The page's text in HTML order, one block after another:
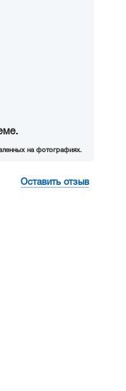
на фотографиях.
Оставить отзыв